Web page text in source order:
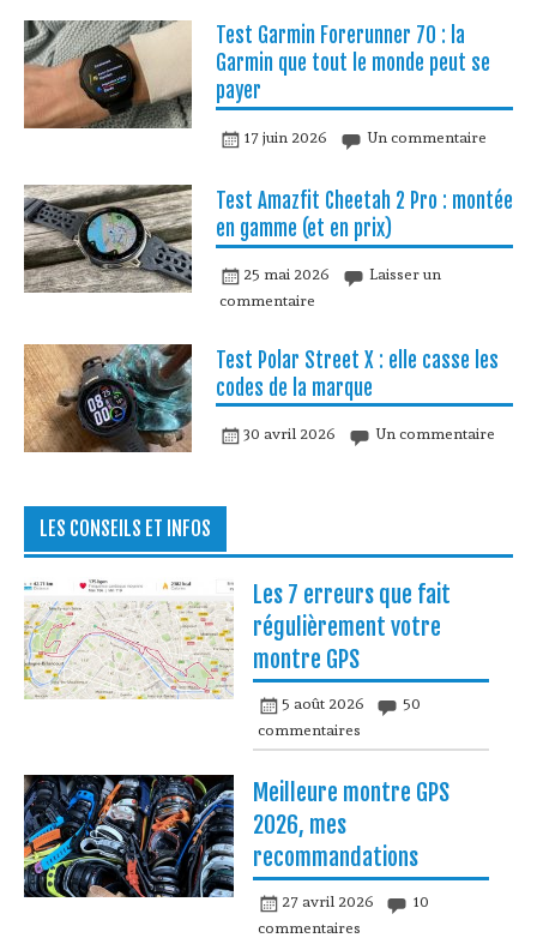
Test Garmin Forerunner 70 : la
Garmin que tout le monde peut se
payer
17 juin 2026 Un commentaire
Test Amazfit Cheetah 2 Pro : montée
en gamme (et en prix)
25 mai 2026
Laisser un
commentaire
Test Polar Street X : elle casse les
codes de la marque
30 avril 2026 Un commentaire
LES CONSEILS ET INFOS
Les 7 erreurs que fait
régulièrement votre
montre GPS
5 août 2026
50
commentaires
Meilleure montre GPS
2026, mes
recommandations
27 avril 2026
10
commentaires